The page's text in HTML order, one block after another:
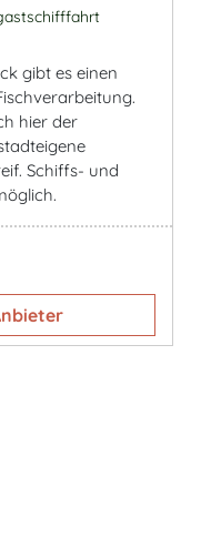
gibt es einen
hier der
Schiffs- und